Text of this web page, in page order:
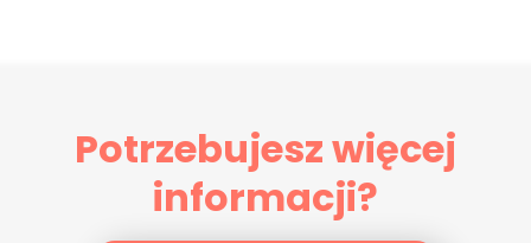
Potrzebujesz więcej
informacji?